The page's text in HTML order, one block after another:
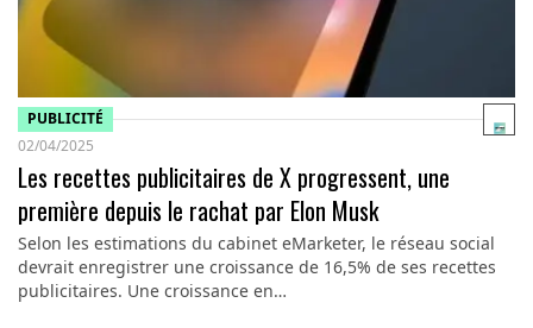
PUBLICITÉ
02/04/2025
Les recettes publicitaires de X progressent, une
première depuis le rachat par Elon Musk
Selon les estimations du cabinet eMarketer, le réseau social
devrait enregistrer une croissance de 16,5% de ses recettes
publicitaires. Une croissance en…